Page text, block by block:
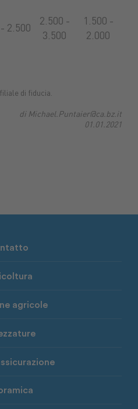
2.500
2.500 -
3.500
1.500 -
2.000
di fiducia.
di Michael.Puntaier@ca.bz.it
01.01.2021
agricole